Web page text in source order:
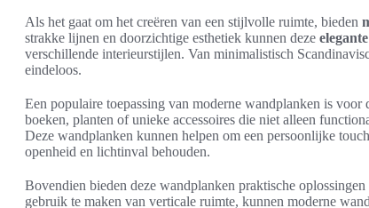
Als het gaat om het creëren van een stijlvolle ruimte, bieden
strakke lijnen en doorzichtige esthetiek kunnen deze
verschillende interieurstijlen. Van minimalistisch
eindeloos.
Een populaire toepassing van moderne wandplanken is
boeken, planten of unieke accessoires die niet alleen
Deze wandplanken kunnen helpen om een persoonlijke
openheid en lichtinval behouden.
Bovendien bieden deze wandplanken praktische
gebruik te maken van verticale ruimte, kunnen moderne